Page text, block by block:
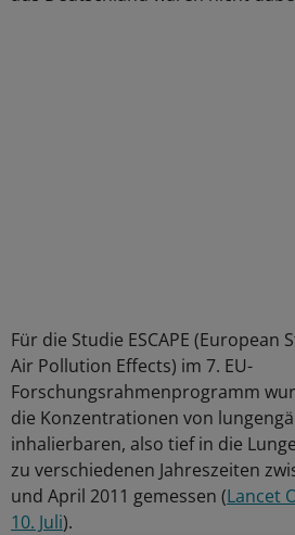
Für die Studie ESCAPE
Air Pollution Effects) im 7. EU-
Forschungsrahmenprogramm
die Konzentrationen von
inhalierbaren, also tief in die
zu verschiedenen Jahreszeiten
und April 2011 gemessen (Lancet
10. Juli).